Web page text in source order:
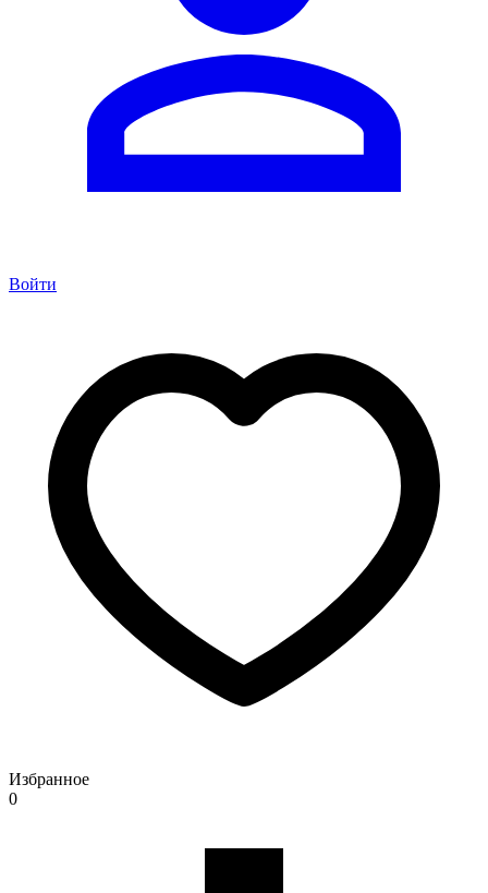
Войти
Избранное
0